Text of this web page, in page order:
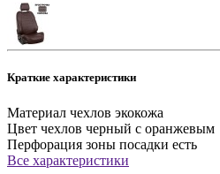
Краткие характеристики
Материал чехлов экокожа
Цвет чехлов черный с оранжевым
Перфорация зоны посадки есть
Все характеристики